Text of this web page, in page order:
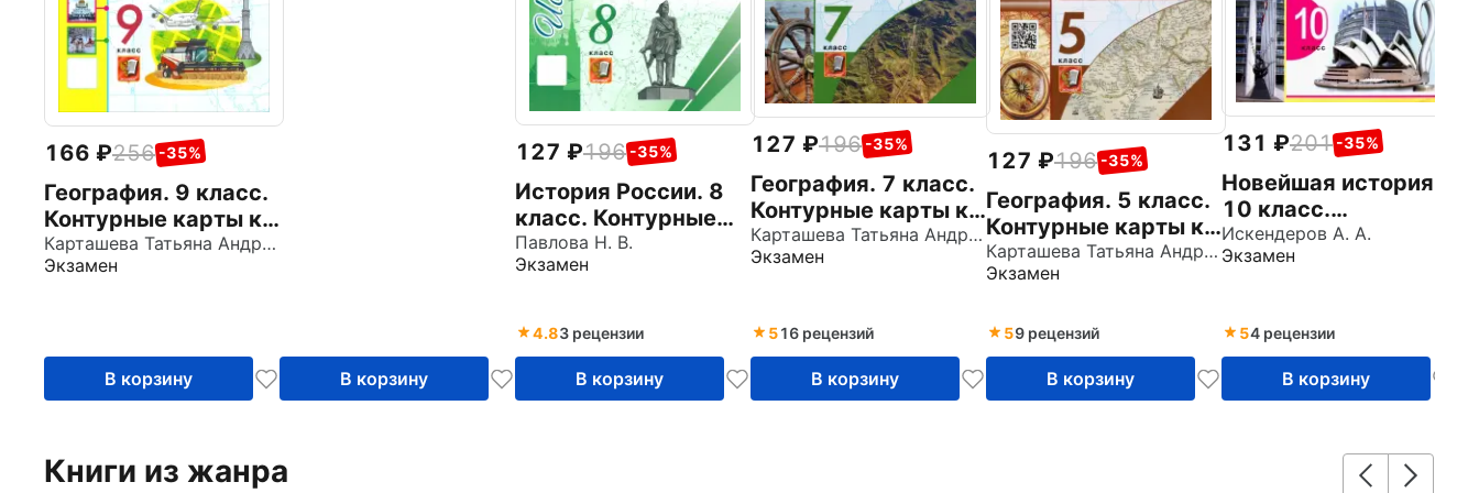
166 256 -35%
География. 9 класс.
Контурные карты к
учебнику А. И.
Алексеева, В. В.
Карташева Татьяна Андреевна
Экзамен
В корзину В корзину
127 196 -35%
История России. 8
класс. Контурные
карты к учебнику
под ред. А. В.
Павлова Н. В.
Экзамен
4.83 рецензии
В корзину
127 196 -35%
География. 7 класс.
Контурные карты к
учебнику
Коринской,
Карташева Татьяна Андреевна
Экзамен
516 рецензий
В корзину
127 196 -35%
География. 5 класс.
Контурные карты к
учебнику Н.А.
Максимова, Т.П.
ФГОС
Карташева Татьяна Андреевна
Экзамен
59 рецензий
В корзину
131 201 -35%
Новейшая история.
10 класс.
Контурные карты к
учебнику О.С.
ФГОС
Искендеров А. А.
Экзамен
54 рецензии
В корзину
Книги из жанра